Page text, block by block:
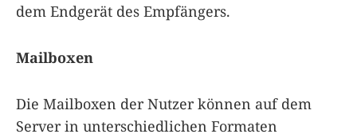
dem Endgerät des Empfängers.
Mailboxen
Die Mailboxen der Nutzer können auf dem
Server in unterschiedlichen Formaten